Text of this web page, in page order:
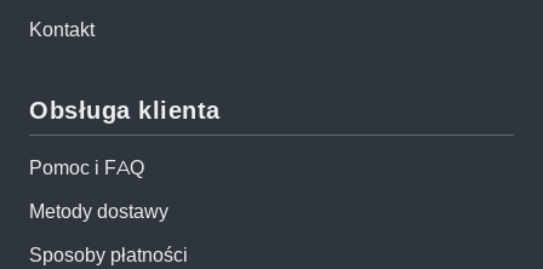
Kontakt
Obsługa klienta
Pomoc i FAQ
Metody dostawy
Sposoby płatności